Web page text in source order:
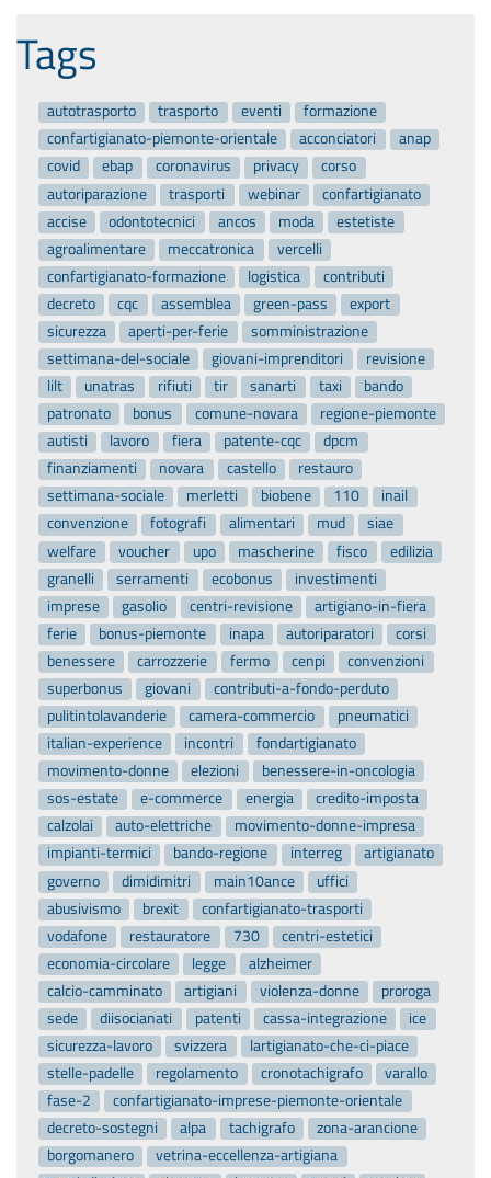
Tags
autotrasporto trasporto eventi
formazione
confartigianato-piemonte-orientale
acconciatori
anap
covid
ebap coronavirus privacy
corso
autoriparazione
trasporti webinar
confartigianato
accise
odontotecnici ancos moda
estetiste
agroalimentare
meccatronica
vercelli
confartigianato-formazione
logistica
contributi
decreto
cqc assemblea green-pass
export
sicurezza
aperti-per-ferie
somministrazione
settimana-del-sociale
giovani-imprenditori
revisione
lilt
unatras rifiuti tir sanarti taxi
bando
patronato
bonus comune-novara
regione-piemonte
autisti
lavoro fiera patente-cqc
dpcm
finanziamenti
novara castello
restauro
settimana-sociale
merletti biobene 110
inail
convenzione
fotografi alimentari mud
siae
welfare
voucher upo mascherine fisco
edilizia
granelli
serramenti ecobonus
investimenti
imprese
gasolio centri-revisione
artigiano-in-fiera
ferie
bonus-piemonte inapa autoriparatori
corsi
benessere
carrozzerie fermo cenpi
convenzioni
superbonus
giovani
contributi-a-fondo-perduto
pulitintolavanderie
camera-commercio
pneumatici
italian-experience
incontri
fondartigianato
movimento-donne
elezioni
benessere-in-oncologia
sos-estate
e-commerce energia
credito-imposta
calzolai
auto-elettriche
movimento-donne-impresa
impianti-termici
bando-regione interreg
artigianato
governo
dimidimitri main10ance
uffici
abusivismo
brexit
confartigianato-trasporti
vodafone
restauratore 730
centri-estetici
economia-circolare
legge
alzheimer
calcio-camminato
artigiani violenza-donne
proroga
sede
diisocianati patenti cassa-integrazione
ice
sicurezza-lavoro
svizzera
lartigianato-che-ci-piace
stelle-padelle
regolamento cronotachigrafo
varallo
fase-2
confartigianato-imprese-piemonte-orientale
decreto-sostegni
alpa tachigrafo
zona-arancione
borgomanero
vetrina-eccellenza-artigiana